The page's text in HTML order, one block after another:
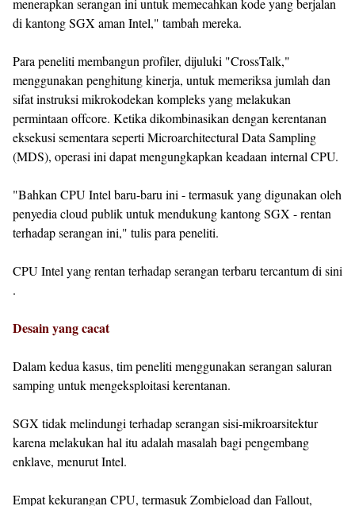
menerapkan serangan ini untuk memecahkan kode yang berjalan
di kantong SGX aman Intel," tambah mereka.
Para peneliti membangun profiler, dijuluki "CrossTalk,"
menggunakan penghitung kinerja, untuk memeriksa jumlah dan
sifat instruksi mikrokodekan kompleks yang melakukan
permintaan offcore. Ketika dikombinasikan dengan kerentanan
eksekusi sementara seperti Microarchitectural Data Sampling
(MDS), operasi ini dapat mengungkapkan keadaan internal CPU.
"Bahkan CPU Intel baru-baru ini - termasuk yang digunakan oleh
penyedia cloud publik untuk mendukung kantong SGX - rentan
terhadap serangan ini," tulis para peneliti.
CPU Intel yang rentan terhadap serangan terbaru tercantum di sini
.
Desain yang cacat
Dalam kedua kasus, tim peneliti menggunakan serangan saluran
samping untuk mengeksploitasi kerentanan.
SGX tidak melindungi terhadap serangan sisi-mikroarsitektur
karena melakukan hal itu adalah masalah bagi pengembang
enklave, menurut Intel.
Empat kekurangan CPU, termasuk Zombieload dan Fallout,